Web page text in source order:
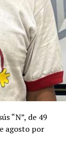
“N”, de 49
agosto por